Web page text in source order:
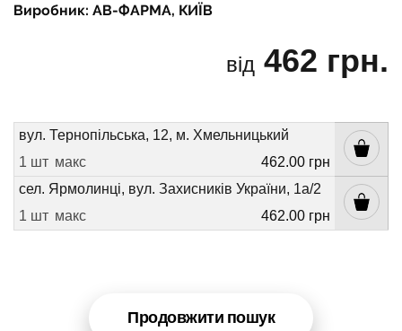
Виробник: АВ-ФАРМА, КИЇВ
від 462 грн.
вул. Тернопільська, 12, м. Хмельницький
1 шт макс
462.00 грн
сел. Ярмолинці, вул. Захисників України, 1а/2
1 шт макс 462.00 грн
Продовжити пошук